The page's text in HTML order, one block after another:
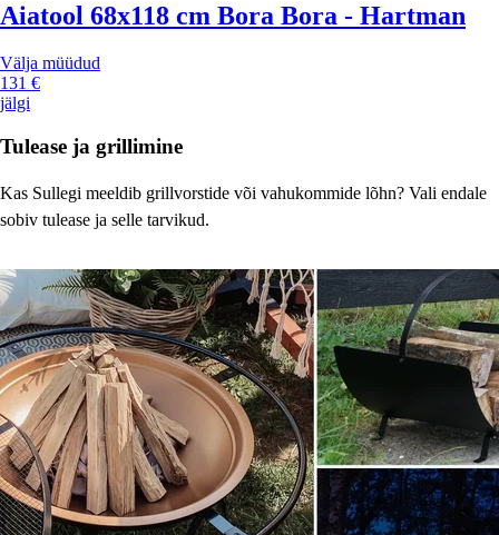
Aiatool 68x118 cm Bora Bora - Hartman
Välja müüdud
131 €
jälgi
Tulease ja grillimine
Kas Sullegi meeldib grillvorstide või vahukommide lõhn? Vali endale
sobiv tulease ja selle tarvikud.